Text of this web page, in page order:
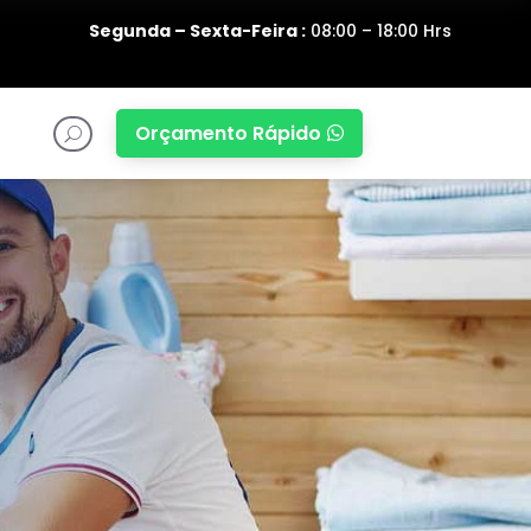
Segunda – Sexta-Feira :08:00 – 18:00 Hrs
U Orçamento Rápido 